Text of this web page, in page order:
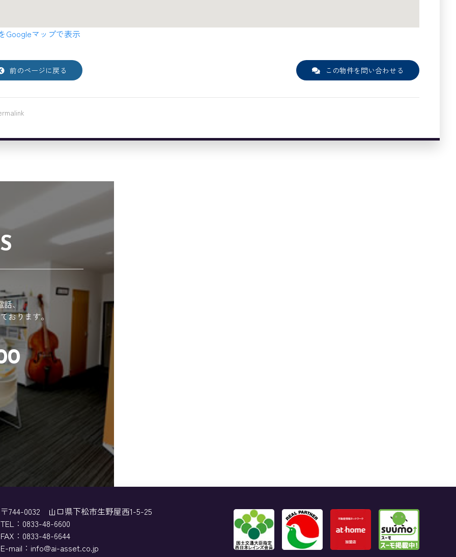
Googleマップで表示
この物件を問い合わせる
前のページに戻る
話、
おります。
〒744-0032
山口県下松市生野屋西1-5-25
TEL： 0833-48-6600
FAX：0833-48-6644
E-mail：info@ai-asset.co.jp